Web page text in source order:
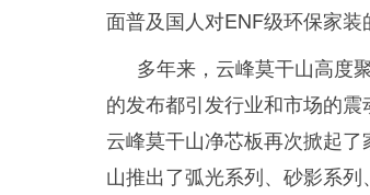
面普及国人对ENF级环保家装
多年来，云峰莫干山高度
的发布都引发行业和市场的
云峰莫干山净芯板再次掀起
山推出了弧光系列、砂影系